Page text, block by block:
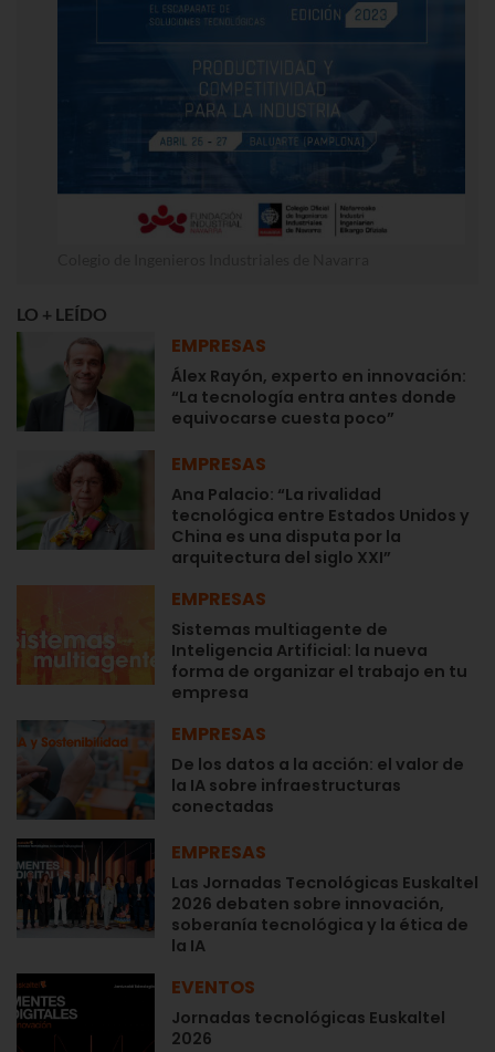
LO + LEÍDO
EMPRESAS
Álex Rayón, experto en innovación:
“La tecnología entra antes donde
equivocarse cuesta poco”
EMPRESAS
Ana Palacio: “La rivalidad
tecnológica entre Estados Unidos y
China es una disputa por la
arquitectura del siglo XXI”
EMPRESAS
Sistemas multiagente de
Inteligencia Artificial: la nueva
forma de organizar el trabajo en tu
empresa
EMPRESAS
De los datos a la acción: el valor de
la IA sobre infraestructuras
conectadas
EMPRESAS
Las Jornadas Tecnológicas Euskaltel
2026 debaten sobre innovación,
soberanía tecnológica y la ética de
la IA
EVENTOS
Jornadas tecnológicas Euskaltel
2026